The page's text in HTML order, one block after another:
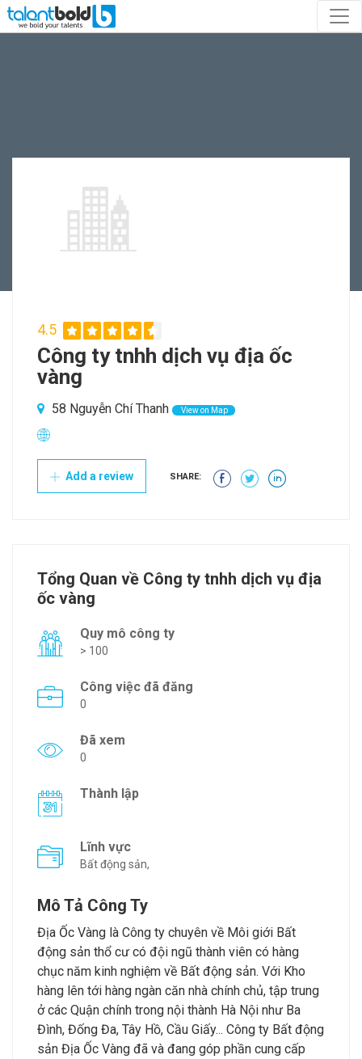
4.5
Công ty tnhh dịch vụ địa ốc
vàng
58 Nguyễn Chí Thanh View on Map
Add a review SHARE:
Tổng Quan về Công ty tnhh dịch vụ địa
ốc vàng
Quy mô công ty
> 100
Công việc đã đăng
0
Đã xem
0
Thành lập
Lĩnh vực
Bất động sản,
Mô Tả Công Ty
Địa Ốc Vàng là Công ty chuyên về Môi giới Bất
động sản thổ cư có đội ngũ thành viên có hàng
chục năm kinh nghiệm về Bất động sản. Với Kho
hàng lên tới hàng ngàn căn nhà chính chủ, tập trung
ở các Quận chính trong nội thành Hà Nội như Ba
Đình, Đống Đa, Tây Hồ, Cầu Giấy... Công ty Bất động
sản Địa Ốc Vàng đã và đang góp phần cung cấp